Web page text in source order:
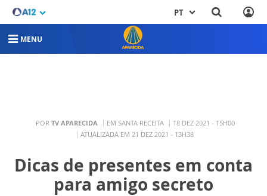
PT
MENU
POR TV APARECIDA EM SANTA RECEITA
18 DEZ 2021 - 15H00
ATUALIZADA EM 21 DEZ 2021 - 13H38
Dicas de presentes em conta
para amigo secreto